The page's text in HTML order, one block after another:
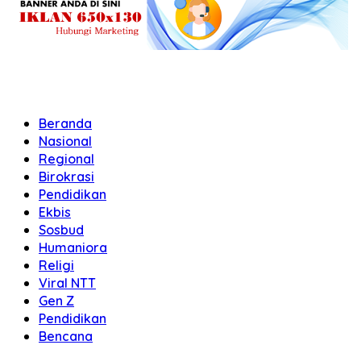
Beranda
Nasional
Regional
Birokrasi
Pendidikan
Ekbis
Sosbud
Humaniora
Religi
Viral NTT
Gen Z
Pendidikan
Bencana